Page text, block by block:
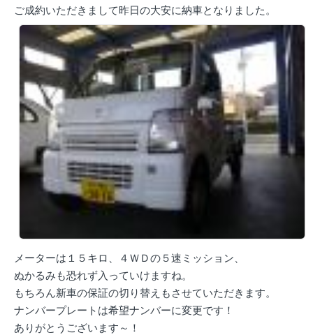
ご成約いただきまして昨日の大安に納車となりました。
メーターは１５キロ、４ＷＤの５速ミッション、
ぬかるみも恐れず入っていけますね。
もちろん新車の保証の切り替えもさせていただきます。
ナンバープレートは希望ナンバーに変更です！
ありがとうございます～！